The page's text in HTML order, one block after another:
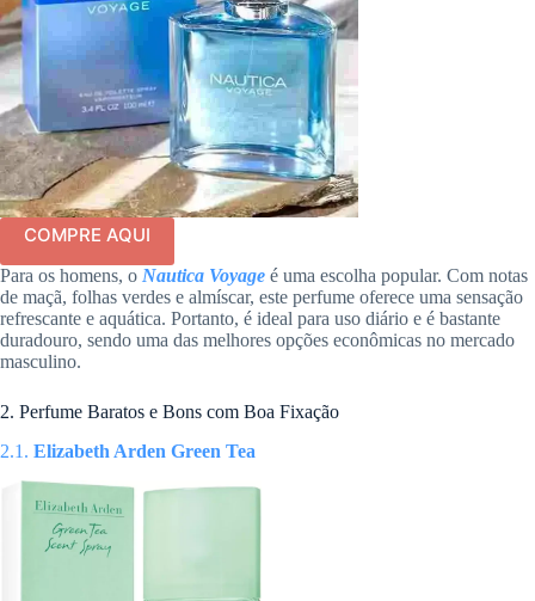
COMPRE AQUI
Para os homens, o Nautica Voyage é uma escolha popular. Com notas
de maçã, folhas verdes e almíscar, este perfume oferece uma sensação
refrescante e aquática. Portanto, é ideal para uso diário e é bastante
duradouro, sendo uma das melhores opções econômicas no mercado
masculino.
2. Perfume Baratos e Bons com Boa Fixação
2.1. Elizabeth Arden Green Tea